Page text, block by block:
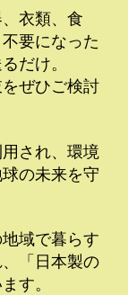
衣類、食
要になった
だけ。
ぜひご検討
され、環境
の未来を守
域で暮らす
「日本製の
す。